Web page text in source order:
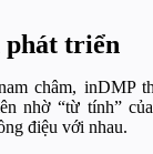
phát triển
châm, inDMP
nhờ “từ tính”
điệu với nhau.